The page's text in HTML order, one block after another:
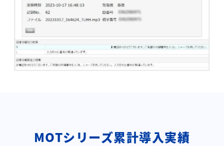
MOTシリーズ累計導入実績